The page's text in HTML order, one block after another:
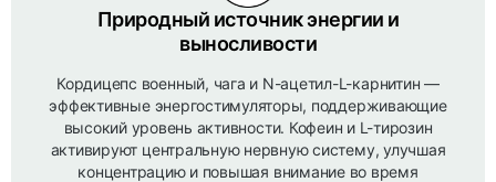
Природный источник энергии и
выносливости
Кордицепс военный, чага и N-ацетил-L-карнитин —
эффективные энергостимуляторы, поддерживающие
высокий уровень активности. Кофеин и L-тирозин
активируют центральную нервную систему, улучшая
концентрацию и повышая внимание во время